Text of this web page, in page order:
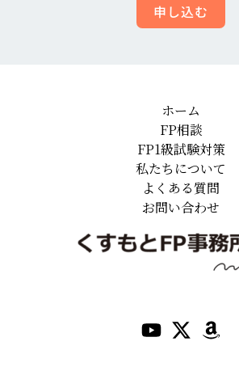
申し込む
ホーム
FP相談
FP1級試験対策
私たちについて
よくある質問
お問い合わせ